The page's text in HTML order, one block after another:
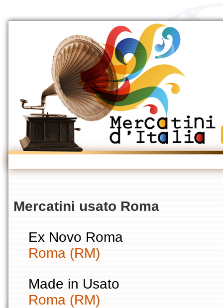
Mercatini usato Roma
Ex Novo Roma
Roma (RM)
Made in Usato
Roma (RM)